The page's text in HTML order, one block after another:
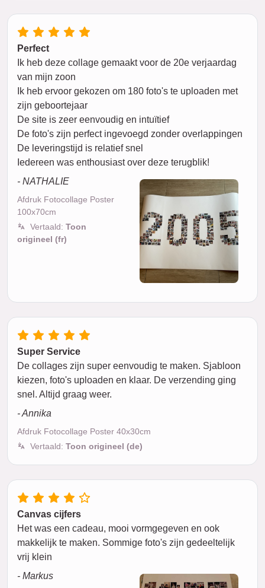
Perfect
Ik heb deze collage gemaakt voor de 20e verjaardag
van mijn zoon
Ik heb ervoor gekozen om 180 foto's te uploaden met
zijn geboortejaar
De site is zeer eenvoudig en intuïtief
De foto's zijn perfect ingevoegd zonder overlappingen
De leveringstijd is relatief snel
Iedereen was enthousiast over deze terugblik!
- NATHALIE
Afdruk Fotocollage Poster
100x70cm
Vertaald: Toon
origineel (fr)
Super Service
De collages zijn super eenvoudig te maken. Sjabloon
kiezen, foto's uploaden en klaar. De verzending ging
snel. Altijd graag weer.
- Annika
Afdruk Fotocollage Poster 40x30cm
Vertaald: Toon origineel (de)
Canvas cijfers
Het was een cadeau, mooi vormgegeven en ook
makkelijk te maken. Sommige foto's zijn gedeeltelijk
vrij klein
- Markus